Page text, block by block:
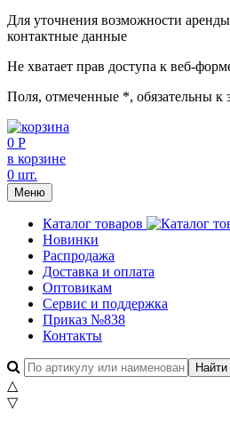
Для уточнения возможности
контактные данные
Не хватает прав доступа к веб-
Поля, отмеченные *, обязательны
0 Р
в корзине
0 шт.
Меню
Каталог товаров
Новинки
Распродажа
Доставка и оплата
Оптовикам
Сервис и поддержка
Приказ №838
Контакты
△
▽